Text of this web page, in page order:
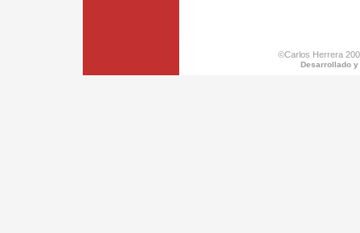
©Carlos Herrera
Desarrollado